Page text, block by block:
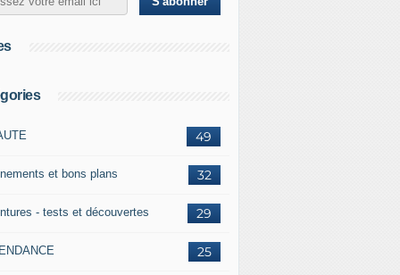
49
32
et bons plans
29
- tests et découvertes
25